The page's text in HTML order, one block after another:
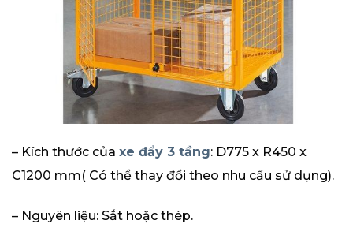
– Kích thước của xe đẩy 3 tầng: D775 x R450 x
C1200 mm( Có thể thay đổi theo nhu cầu sử dụng).
– Nguyên liệu: Sắt hoặc thép.